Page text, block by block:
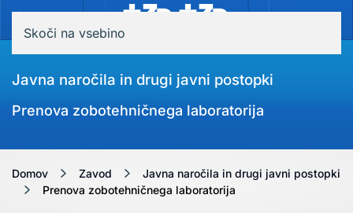
Skoči na vsebino
Javna naročila in drugi javni postopki
Prenova zobotehničnega laboratorija
Domov Zavod
Javna naročila in drugi javni postopki
Prenova zobotehničnega laboratorija